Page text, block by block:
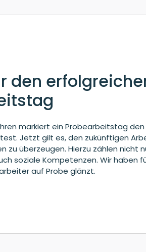
den
markiert ein Probearbeitstag den
Jetzt gilt es, den zukünftigen
zu überzeugen. Hierzu zählen nicht
soziale Kompetenzen. Wir haben
auf Probe glänzt.